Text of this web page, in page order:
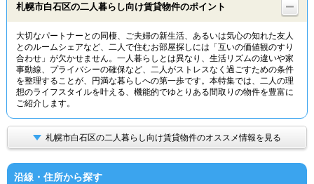
TOP
札幌市白石区の二人暮らし向け賃貸物件のポイント
大切なパートナーとの同棲、ご夫婦の新生活、あるいは気心の知れた友人
とのルームシェアなど、二人で住むお部屋探しには「互いの価値観のすり
合わせ」が欠かせません。一人暮らしとは異なり、生活リズムの違いや家
事動線、プライバシーの確保など、二人がストレスなく過ごすための条件
を整理することが、円満な暮らしへの第一歩です。本特集では、二人の理
想のライフスタイルを叶える、機能的でゆとりある間取りの物件を豊富に
ご紹介します。
札幌市白石区の二人暮らし向け賃貸物件のオススメ情報を見る
沿線・住所から探す